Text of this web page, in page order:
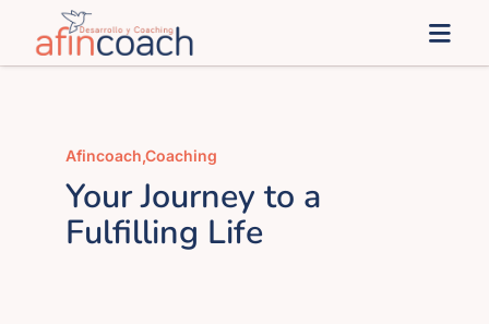
Administración Pública
Afincoach,Coaching
Your Journey to a
Fulfilling Life